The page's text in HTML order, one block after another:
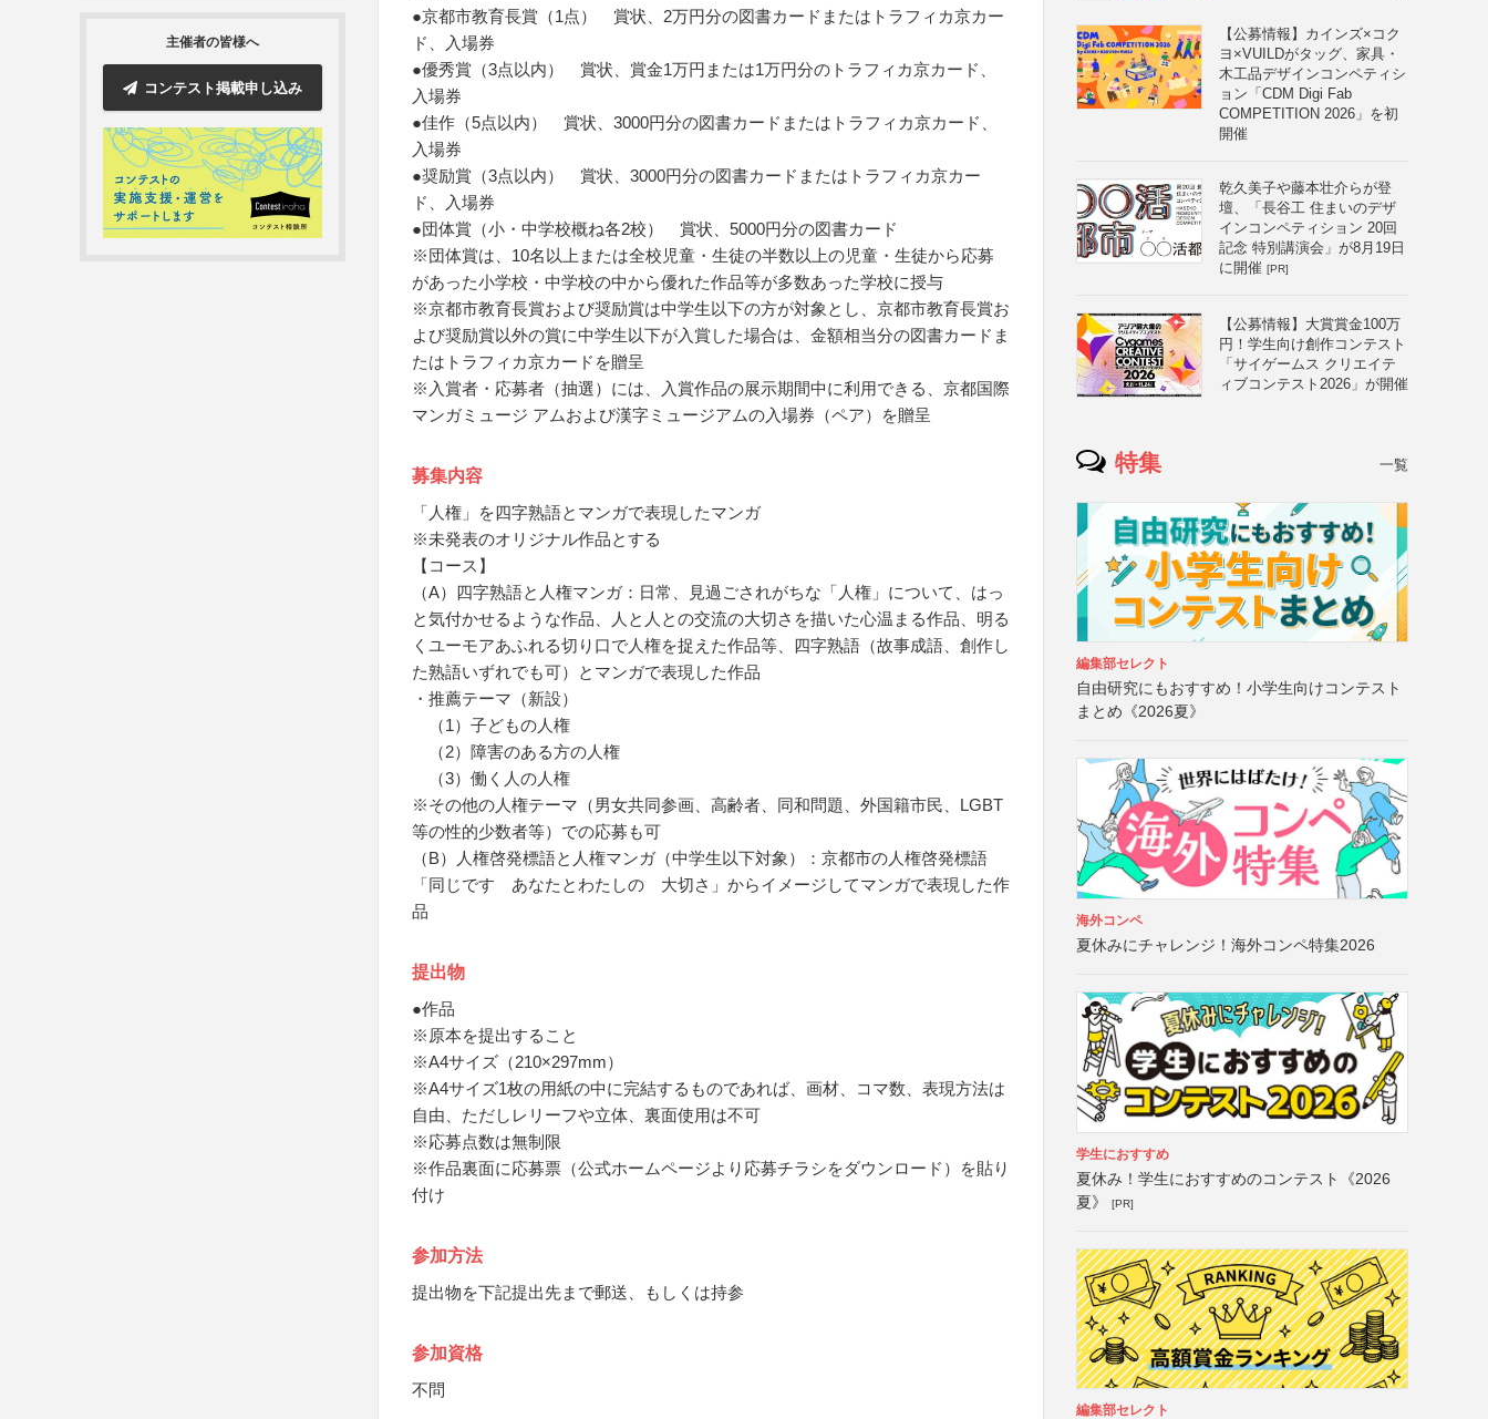
主催者の皆様へ
コンテスト掲載申し込み
●京都市教育長賞（1点） 賞状、2万円分の図書カードまたはトラフィカ京カー
ド、入場券
●優秀賞（3点以内） 賞状、賞金1万円または1万円分のトラフィカ京カード、
入場券
●佳作（5点以内） 賞状、3000円分の図書カードまたはトラフィカ京カード、
入場券
●奨励賞（3点以内） 賞状、3000円分の図書カードまたはトラフィカ京カー
ド、入場券
●団体賞（小・中学校概ね各2校） 賞状、5000円分の図書カード
※団体賞は、10名以上または全校児童・生徒の半数以上の児童・生徒から応募
があった小学校・中学校の中から優れた作品等が多数あった学校に授与
※京都市教育長賞および奨励賞は中学生以下の方が対象とし、京都市教育長賞お
よび奨励賞以外の賞に中学生以下が入賞した場合は、金額相当分の図書カードま
たはトラフィカ京カードを贈呈
※入賞者・応募者（抽選）には、入賞作品の展示期間中に利用できる、京都国際
マンガミュージ アムおよび漢字ミュージアムの入場券（ペア）を贈呈
募集内容
「人権」を四字熟語とマンガで表現したマンガ
※未発表のオリジナル作品とする
【コース】
（A）四字熟語と人権マンガ：日常、見過ごされがちな「人権」について、はっ
と気付かせるような作品、人と人との交流の大切さを描いた心温まる作品、明る
くユーモアあふれる切り口で人権を捉えた作品等、四字熟語（故事成語、創作し
た熟語いずれでも可）とマンガで表現した作品
・推薦テーマ（新設）
（1）子どもの人権
（2）障害のある方の人権
（3）働く人の人権
※その他の人権テーマ（男女共同参画、高齢者、同和問題、外国籍市民、LGBT
等の性的少数者等）での応募も可
（B）人権啓発標語と人権マンガ（中学生以下対象）：京都市の人権啓発標語
「同じです あなたとわたしの 大切さ」からイメージしてマンガで表現した作
品
提出物
●作品
※原本を提出すること
※A4サイズ（210×297mm）
※A4サイズ1枚の用紙の中に完結するものであれば、画材、コマ数、表現方法は
自由、ただしレリーフや立体、裏面使用は不可
※応募点数は無制限
※作品裏面に応募票（公式ホームページより応募チラシをダウンロード）を貼り
付け
参加方法
提出物を下記提出先まで郵送、もしくは持参
参加資格
不問
【公募情報】カインズ×コク
ヨ×VUILDがタッグ、家具・
木工品デザインコンペティシ
ョン「CDM Digi Fab
COMPETITION 2026」を初
開催
乾久美子や藤本壮介らが登
壇、「長谷工 住まいのデザ
インコンペティション 20回
記念 特別講演会」が8月19日
に開催 [PR]
【公募情報】大賞賞金100万
円！学生向け創作コンテスト
「サイゲームス クリエイテ
ィブコンテスト2026」が開催
特集 一覧
編集部セレクト
自由研究にもおすすめ！小学生向けコンテスト
まとめ《2026夏》
海外コンペ
夏休みにチャレンジ！海外コンペ特集2026
学生におすすめ
夏休み！学生におすすめのコンテスト《2026
夏》
[PR]
編集部セレクト